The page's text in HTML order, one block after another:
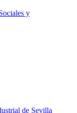
y
de Sevilla